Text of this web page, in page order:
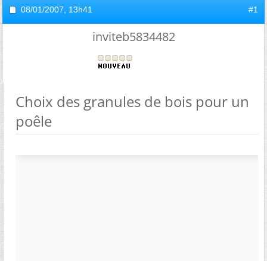
08/01/2007, 13h41 #1
inviteb5834482
Choix des granules de bois pour un
poêle